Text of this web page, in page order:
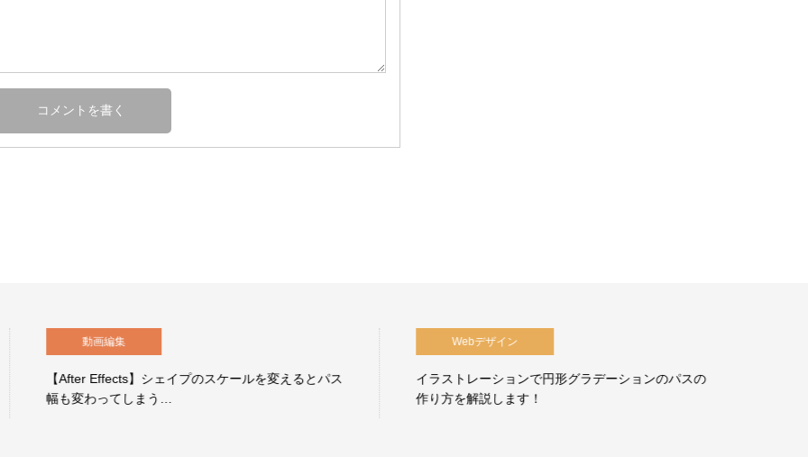
Webデザイン
イラストレーションで円形グラデーションのパスの
作り方を解説します！
動画編集
プロジェクトファイルを渡して欲しいと言われた
ら？プロジェクトマネージャーのススメ…